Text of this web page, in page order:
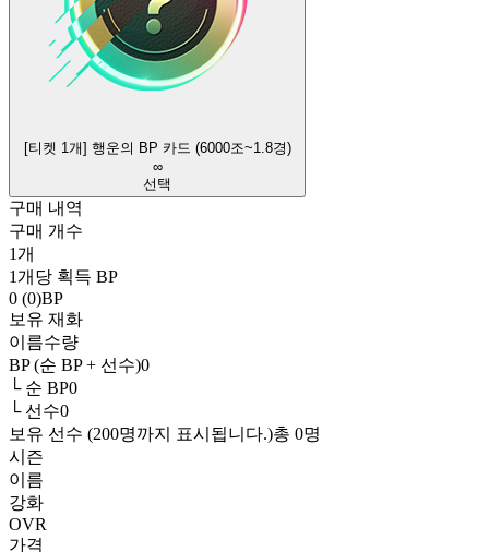
[티켓 1개] 행운의 BP 카드 (6000조~1.8경)
∞
선택
구매 내역
구매 개수
1개
1개당 획득 BP
0 (0)BP
보유 재화
이름수량
BP (순 BP + 선수)0
└ 순 BP0
└ 선수0
보유 선수 (200명까지 표시됩니다.)총 0명
시즌
이름
강화
OVR
가격